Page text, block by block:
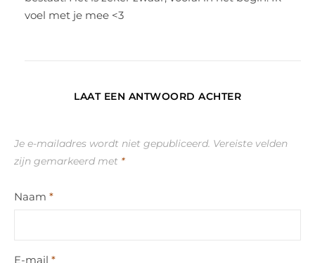
voel met je mee <3
LAAT EEN ANTWOORD ACHTER
Je e-mailadres wordt niet gepubliceerd. Vereiste velden
zijn gemarkeerd met *
Naam *
E-mail *